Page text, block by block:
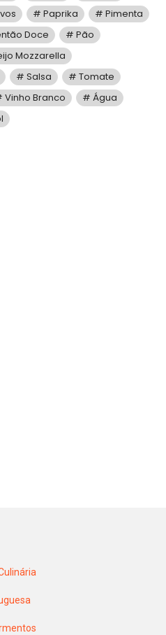
Paprika
Pimenta
Doce
Pão
Mozzarella
Salsa
Tomate
Vinho Branco
Água